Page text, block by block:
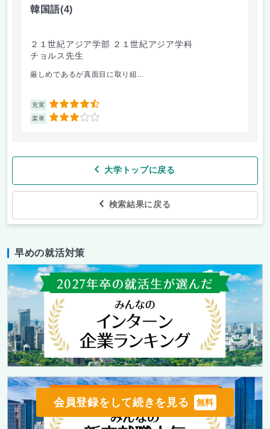
会員登録をして続きを見る 無料
韓国語(4)
２１世紀アジア学部 ２１世紀アジア学科
チョルス先生
厳しめであるが真面目に取り組...
充実 4.5
楽単 3
大学トップに戻る
検索結果に戻る
早めの就活対策